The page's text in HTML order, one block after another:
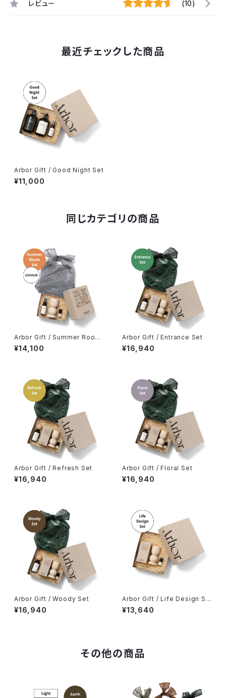
レビュー (10)
最近チェックした商品
Arbor Gift / Good Night Set
¥11,000
同じカテゴリの商品
Arbor Gift / Summer Room
Set
¥14,100
Arbor Gift / Entrance Set
¥16,940
Arbor Gift / Refresh Set
¥16,940
Arbor Gift / Floral Set
¥16,940
Arbor Gift / Woody Set
¥16,940
Arbor Gift / Life Design Se
t
¥13,640
その他の商品